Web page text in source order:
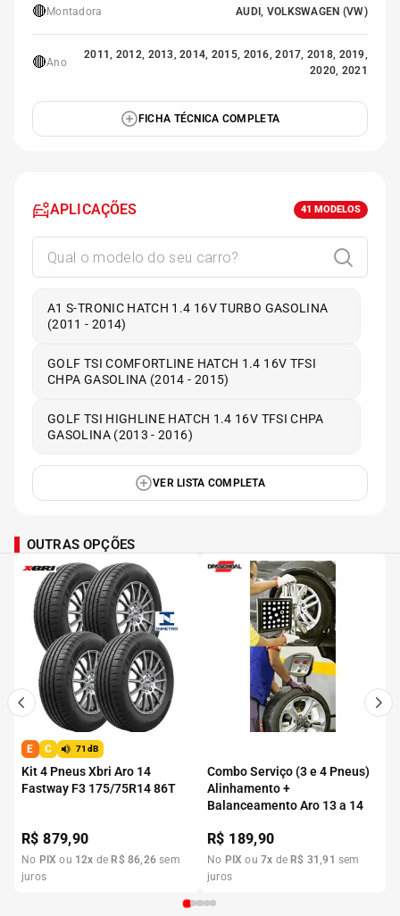
🔴 Montadora AUDI, VOLKSWAGEN (VW)
🔴Ano
2011, 2012, 2013, 2014, 2015, 2016, 2017, 2018, 2019,
2020, 2021
FICHA TÉCNICA COMPLETA
APLICAÇÕES 41 MODELOS
A1 S-TRONIC HATCH 1.4 16V TURBO GASOLINA
(2011 - 2014)
GOLF TSI COMFORTLINE HATCH 1.4 16V TFSI
CHPA GASOLINA (2014 - 2015)
GOLF TSI HIGHLINE HATCH 1.4 16V TFSI CHPA
GASOLINA (2013 - 2016)
VER LISTA COMPLETA
OUTRAS OPÇÕES
E C 71dB
Kit 4 Pneus Xbri Aro 14
Fastway F3 175/75R14 86T
R$879,90
No PIX ou 12x de R$ 86,26 sem
juros
Combo Serviço (3 e 4 Pneus)
Alinhamento +
Balanceamento Aro 13 a 14
R$ 189,90
No PIX ou7x de R$ 31 ,91 sem
juros